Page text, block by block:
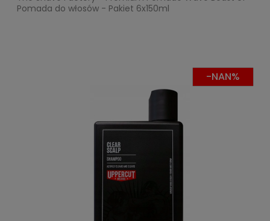
Pomada do włosów - Pakiet 6x150ml
-NAN%